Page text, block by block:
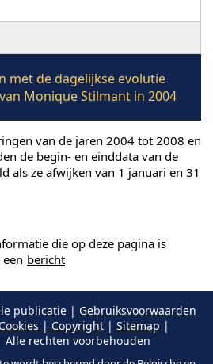
met de dagelijkse evolutie
Monique Stilmant in 2004
van de jaren 2004 tot 2008 en
de begin- en einddata van de
als ze afwijken van 1 januari en 31
die op deze pagina is
bericht
publicatie | Gebruiksvoorwaarden
| Copyright| Sitemap |
rechten voorbehouden